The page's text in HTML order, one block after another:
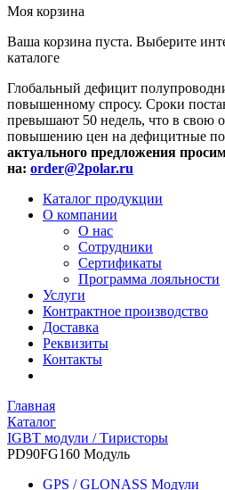
Моя корзина
Ваша корзина пуста. Выберите
каталоге
Глобальный дефицит
повышенному спросу. Сроки
превышают 50 недель, что в свою
повышению цен на дефицитные
актуального предложения
на: order@2polar.ru
Каталог продукции
О компании
О нас
Сотрудники
Сертификаты
Программа лояльности
Услуги
Контрактное производство
Доставка
Реквизиты
Контакты
Главная
Каталог
IGBT модули / Тиристоры
PD90FG160 Модуль
GPS / GLONASS Модули